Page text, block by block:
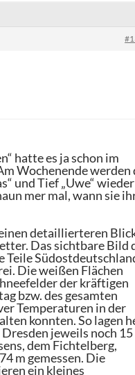
hatte es ja schon im
Wochenende werden
und Tief „Uwe“
mer mal, wann sie
detaillierteren
Das sichtbare Bild
Teile
Die weißen Flächen
der kräftigen
bzw. des gesamten
Temperaturen in der
konnten. So lagen
jeweils noch 15
dem Fichtelberg,
m gemessen. Die
ein kleines